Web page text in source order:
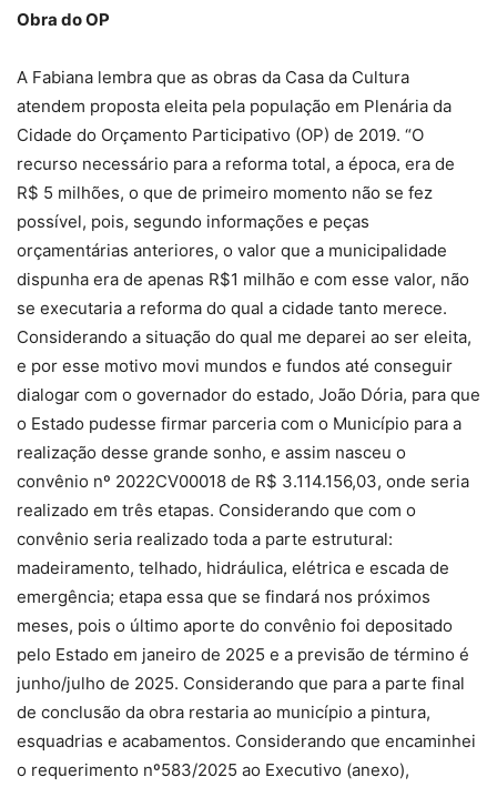
Obra do OP
A Fabiana lembra que as obras da Casa da Cultura
atendem proposta eleita pela população em Plenária da
Cidade do Orçamento Participativo (OP) de 2019. “O
recurso necessário para a reforma total, a época, era de
R$ 5 milhões, o que de primeiro momento não se fez
possível, pois, segundo informações e peças
orçamentárias anteriores, o valor que a municipalidade
dispunha era de apenas R$1 milhão e com esse valor, não
se executaria a reforma do qual a cidade tanto merece.
Considerando a situação do qual me deparei ao ser eleita,
e por esse motivo movi mundos e fundos até conseguir
dialogar com o governador do estado, João Dória, para que
o Estado pudesse firmar parceria com o Município para a
realização desse grande sonho, e assim nasceu o
convênio nº 2022CV00018 de R$ 3.114.156,03, onde seria
realizado em três etapas. Considerando que com o
convênio seria realizado toda a parte estrutural:
madeiramento, telhado, hidráulica, elétrica e escada de
emergência; etapa essa que se findará nos próximos
meses, pois o último aporte do convênio foi depositado
pelo Estado em janeiro de 2025 e a previsão de término é
junho/julho de 2025. Considerando que para a parte final
de conclusão da obra restaria ao município a pintura,
esquadrias e acabamentos. Considerando que encaminhei
o requerimento nº583/2025 ao Executivo (anexo),